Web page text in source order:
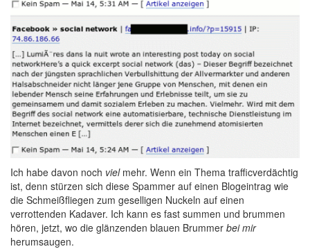
Ich habe davon noch vielmehr. Wenn ein Thema trafficverdächtig
ist, denn stürzen sich diese Spammer auf einen Blogeintrag wie
die Schmeißfliegen zum geselligen Nuckeln auf einen
verrottenden Kadaver. Ich kann es fast summen und brummen
hören, jetzt, wo die glänzenden blauen Brummer bei mir
herumsaugen.